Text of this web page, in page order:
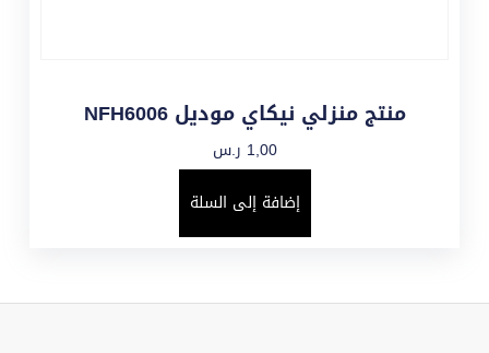
منتج منزلي نيكاي موديل NFH6006
1,00 ر.س
إضافة إلى السلة